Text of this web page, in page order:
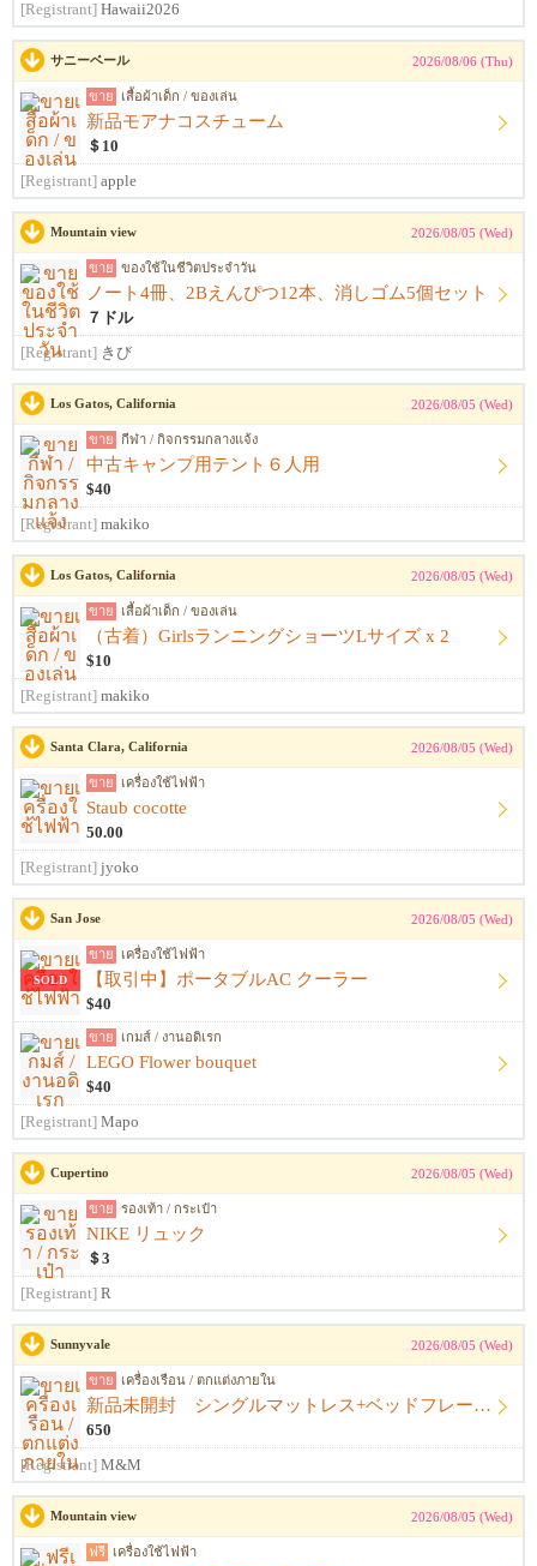
[Registrant] Hawaii2026
サニーベール 2026/08/06 (Thu)
ขาย เสื้อผ้าเด็ก / ของเล่น
新品モアナコスチューム
＄10
[Registrant] apple
Mountain view 2026/08/05 (Wed)
ขาย ของใช้ในชีวิตประจำวัน
ノート4冊、2Bえんぴつ12本、消しゴム5個セット
７ドル
[Registrant] きび
Los Gatos, California 2026/08/05 (Wed)
ขาย กีฬา / กิจกรรมกลางแจ้ง
中古キャンプ用テント６人用
$40
[Registrant] makiko
Los Gatos, California 2026/08/05 (Wed)
ขาย เสื้อผ้าเด็ก / ของเล่น
（古着）GirlsランニングショーツLサイズ x 2
$10
[Registrant] makiko
Santa Clara, California 2026/08/05 (Wed)
ขาย เครื่องใช้ไฟฟ้า
Staub cocotte
50.00
[Registrant] jyoko
San Jose 2026/08/05 (Wed)
SOLD
ขาย เครื่องใช้ไฟฟ้า
【取引中】ポータブルAC クーラー
$40
ขาย เกมส์ / งานอดิเรก
LEGO Flower bouquet
$40
[Registrant] Mapo
Cupertino 2026/08/05 (Wed)
ขาย รองเท้า / กระเป๋า
NIKE リュック
＄3
[Registrant] R
Sunnyvale 2026/08/05 (Wed)
ขาย เครื่องเรือน / ตกแต่งภายใน
新品未開封 シングルマットレス+ベッドフレーム+シーツ
650
[Registrant] M&M
Mountain view 2026/08/05 (Wed)
ฟรี เครื่องใช้ไฟฟ้า